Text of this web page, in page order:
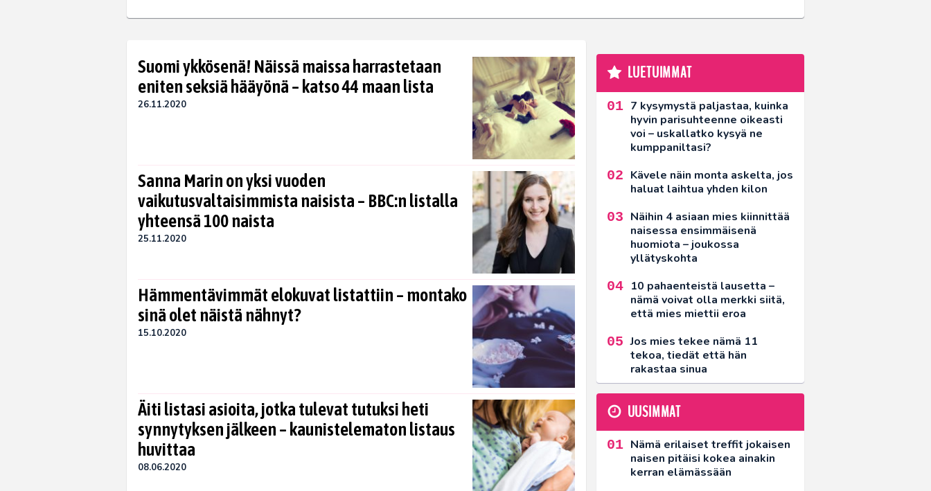
Suomi ykkösenä! Näissä maissa harrastetaan
eniten seksiä hääyönä – katso 44 maan lista
26.11.2020
Sanna Marin on yksi vuoden
vaikutusvaltaisimmista naisista – BBC:n listalla
yhteensä 100 naista
25.11.2020
Hämmentävimmät elokuvat listattiin – montako
sinä olet näistä nähnyt?
15.10.2020
Äiti listasi asioita, jotka tulevat tutuksi heti
synnytyksen jälkeen – kaunistelematon listaus
huvittaa
08.06.2020
LUETUIMMAT
7 kysymystä paljastaa, kuinka
hyvin parisuhteenne oikeasti
voi – uskallatko kysyä ne
kumppaniltasi?
Kävele näin monta askelta, jos
haluat laihtua yhden kilon
Näihin 4 asiaan mies kiinnittää
naisessa ensimmäisenä
huomiota – joukossa
yllätyskohta
10 pahaenteistä lausetta –
nämä voivat olla merkki siitä,
että mies miettii eroa
Jos mies tekee nämä 11
tekoa, tiedät että hän
rakastaa sinua
UUSIMMAT
Nämä erilaiset treffit jokaisen
naisen pitäisi kokea ainakin
kerran elämässään